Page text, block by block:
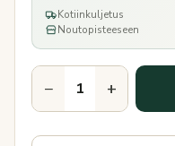
Kotiinkuljetus
Noutopisteeseen
− +